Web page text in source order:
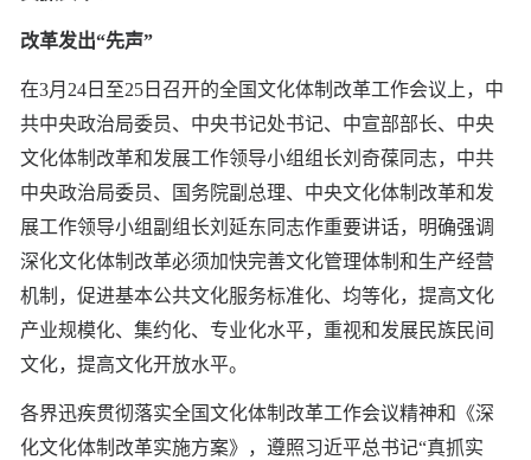
改革发出“先声”
在3月24日至25日召开的全国文化体制改革工作会议上，中
共中央政治局委员、中央书记处书记、中宣部部长、中央
文化体制改革和发展工作领导小组组长刘奇葆同志，中共
中央政治局委员、国务院副总理、中央文化体制改革和发
展工作领导小组副组长刘延东同志作重要讲话，明确强调
深化文化体制改革必须加快完善文化管理体制和生产经营
机制，促进基本公共文化服务标准化、均等化，提高文化
产业规模化、集约化、专业化水平，重视和发展民族民间
文化，提高文化开放水平。
各界迅疾贯彻落实全国文化体制改革工作会议精神和《深
化文化体制改革实施方案》，遵照习近平总书记“真抓实